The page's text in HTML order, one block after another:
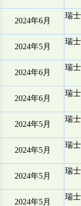
2024年6月
瑞
2024年5月
瑞
2024年6月
瑞
2024年6月
瑞
2024年5月
瑞
2024年5月
瑞
2024年5月
瑞
2024年5月
瑞